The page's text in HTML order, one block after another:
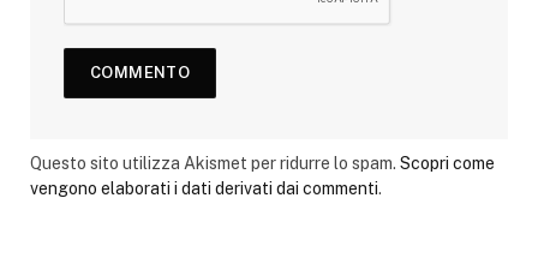
Questo sito utilizza Akismet per ridurre lo spam. Scopri come
vengono elaborati i dati derivati dai commenti.